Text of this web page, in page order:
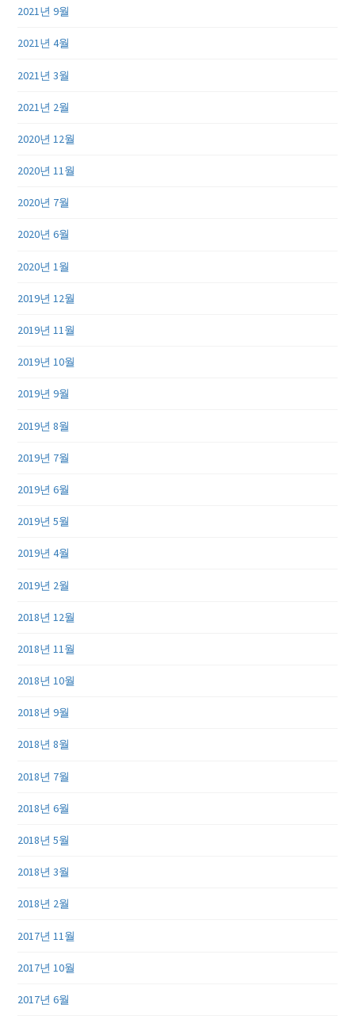
2021년 9월
2021년 4월
2021년 3월
2021년 2월
2020년 12월
2020년 11월
2020년 7월
2020년 6월
2020년 1월
2019년 12월
2019년 11월
2019년 10월
2019년 9월
2019년 8월
2019년 7월
2019년 6월
2019년 5월
2019년 4월
2019년 2월
2018년 12월
2018년 11월
2018년 10월
2018년 9월
2018년 8월
2018년 7월
2018년 6월
2018년 5월
2018년 3월
2018년 2월
2017년 11월
2017년 10월
2017년 6월